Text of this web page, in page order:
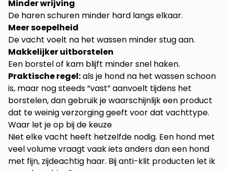
Minder wrijving
De haren schuren minder hard langs elkaar.
Meer soepelheid
De vacht voelt na het wassen minder stug aan.
Makkelijker uitborstelen
Een borstel of kam blijft minder snel haken.
Praktische regel:als je hond na het wassen schoon
is, maar nog steeds “vast” aanvoelt tijdens het
borstelen, dan gebruik je waarschijnlijk een product
dat te weinig verzorging geeft voor dat vachttype.
Waar let je op bij de keuze
Niet elke vacht heeft hetzelfde nodig. Een hond met
veel volume vraagt vaak iets anders dan een hond
met fijn, zijdeachtig haar. Bij anti-klit producten let ik